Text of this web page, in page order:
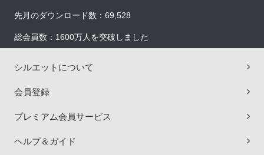
先月のダウンロード数：69,528
総会員数：1600万人を突破しました
シルエットについて
会員登録
プレミアム会員サービス
ヘルプ＆ガイド